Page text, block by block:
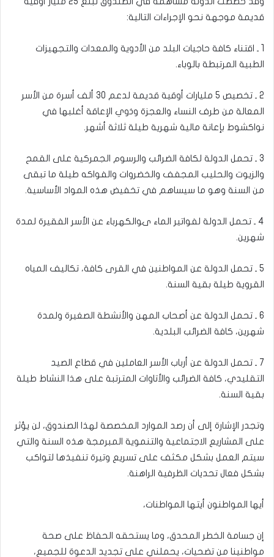
قديمة موجهة نحو الإجراءات التالية:
1 ـ اقتناء كافة حاجيات البلد من الأدوية والمعدات والتجهيزات
الطبية المرتبطة بالوباء.
2 ـ تخصيص 5 مليارات أوقية قديمة لدعم 30 ألف أسرة من الأسر
المعالة من طرف النساء والعجزة وذوي الإعاقة أغلبها في
نواكشوط بإعانة مالية شهرية طيلة ثلاثة أشهر.
3 ـ تحمل الدولة لكافة الضرائب والرسوم الجمركية على القمح
والزيوت والحليب المجفف والخضروات والفواكه طيلة ما تبقى
من السنة وهو ما سيساهم في تخفيض هذه المواد الأساسية.
4 ـ تحمل الدولة لفواتير الماء ىوالكهرباء عن الأسر الفقيرة لمدة
شهرين.
5 ـ تحمل الدولة عن المواطنين في القرى كافة، تكاليف المياه
القروية طيلة بقية السنة.
6 ـ تحمل الدولة عن أصحاب المهن والأنشطة الصغيرة ولمدة
شهرين، كافة الضرائب البلدية.
7 ـ تحمل الدولة عن أرباب الأسر العاملين في قطاع الصيد
التقليدي، كافة الضرائب والأتاوات المترتبة على هذا النشاط طيلة
بقية السنة.
وتجدر الإشارة إلى أن رصد الموارد المخصصة لهذا الصندوق، لن يؤثر
على المشاريع الاجتماعية والتنموية المبرمجة هذه السنة والتي
سيتم العمل بشكل مكثف على تسريع وتيرة تنفيذها لتواكب
بشكل فعال تحديات الظرفية الراهنة.
أيها المواطنون أيتها المواطنات،
إن جسامة الخطر المحدق، وما يستحقه الحفاظ على صحة
مواطنينا من تضحيات، يحملني على تجديد الدعوة للجميع،